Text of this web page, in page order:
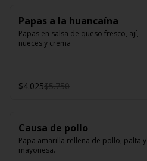
Papas a la huancaína
Papas en salsa de queso fresco, ají,
nueces y crema
$4.025$5.750
Causa de pollo
Papa amarilla rellena de pollo, palta y
mayonesa.